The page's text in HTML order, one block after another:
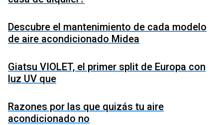
Descubre el mantenimiento de cada modelo
de aire acondicionado Midea
Giatsu VIOLET, el primer split de Europa con
luz UV que
Razones por las que quizás tu aire
acondicionado no